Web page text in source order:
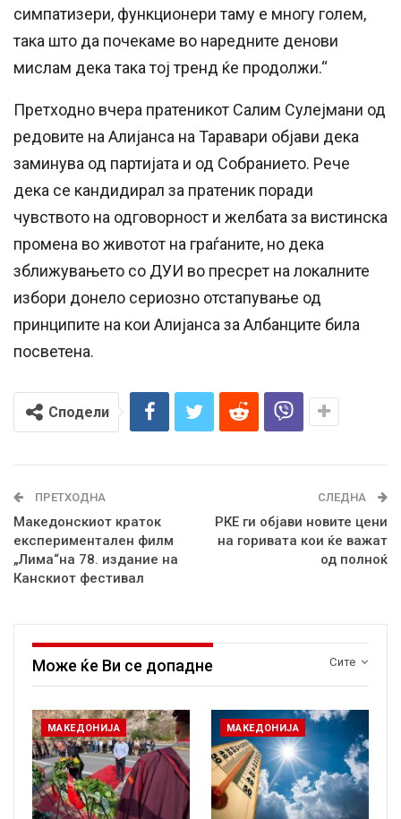
симпатизери, функционери таму е многу голем,
така што да почекаме во наредните денови
мислам дека така тој тренд ќе продолжи.“
Претходно вчера пратеникот Салим Сулејмани од
редовите на Алијанса на Таравари објави дека
заминува од партијата и од Собранието. Рече
дека се кандидирал за пратеник поради
чувството на одговорност и желбата за вистинска
промена во животот на граѓаните, но дека
зближувањето со ДУИ во пресрет на локалните
избори донело сериозно отстапување од
принципите на кои Алијанса за Албанците била
посветена.
Сподели
ПРЕТХОДНА
Македонскиот краток
експериментален филм
„Лима“на 78. издание на
Канскиот фестивал
СЛЕДНА
РКЕ ги објави новите цени
на горивата кои ќе важат
од полноќ
Сите
Може ќе Ви се допадне
МАКЕДОНИЈА МАКЕДОНИЈА